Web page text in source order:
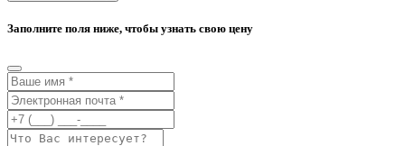
Заполните поля ниже, чтобы узнать свою цену